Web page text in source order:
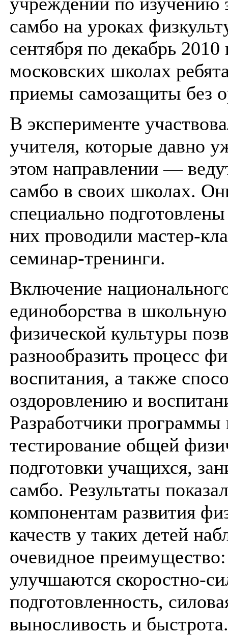
самбо на уроках
сентября по декабрь 2010
московских школах
приемы самозащиты без
В эксперименте
учителя, которые давно
этом направлении —
самбо в своих школах.
специально
них проводили мастер-
семинар-тренинги.
Включение
единоборства в
физической культуры
разнообразить процесс
воспитания, а также
оздоровлению и
Разработчики программы
тестирование общей
подготовки учащихся,
самбо. Результаты
компонентам развития
качеств у таких детей
очевидное преимущество:
улучшаются скоростно-
подготовленность,
выносливость и быстрота.